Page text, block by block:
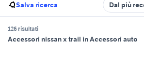
Salva ricerca Dal più
126 risultati
Accessori nissan x trail in Accessori auto